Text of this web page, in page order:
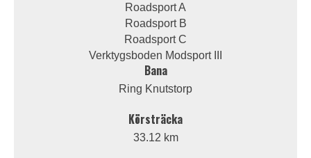
Roadsport A
Roadsport B
Roadsport C
Verktygsboden Modsport III
Bana
Ring Knutstorp
Körsträcka
33.12 km